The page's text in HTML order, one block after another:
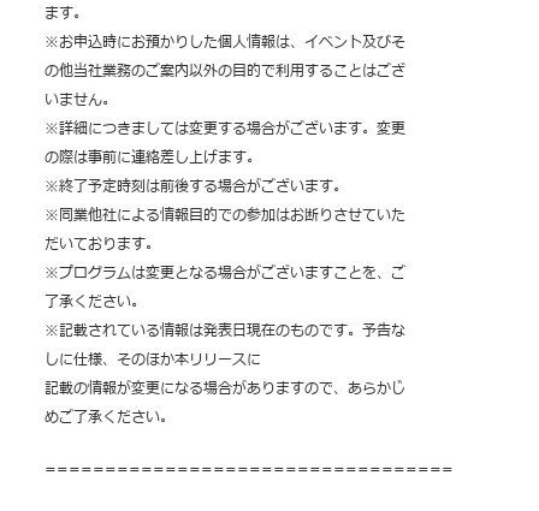
ます。
※お申込時にお預かりした個人情報は、イベント及びそ
の他当社業務のご案内以外の目的で利用することはござ
いません。
※詳細につきましては変更する場合がございます。変更
の際は事前に連絡差し上げます。
※終了予定時刻は前後する場合がございます。
※同業他社による情報目的での参加はお断りさせていた
だいております。
※プログラムは変更となる場合がございますことを、ご
了承ください。
※記載されている情報は発表日現在のものです。予告な
しに仕様、そのほか本リリースに
記載の情報が変更になる場合がありますので、あらかじ
めご了承ください。
==================================